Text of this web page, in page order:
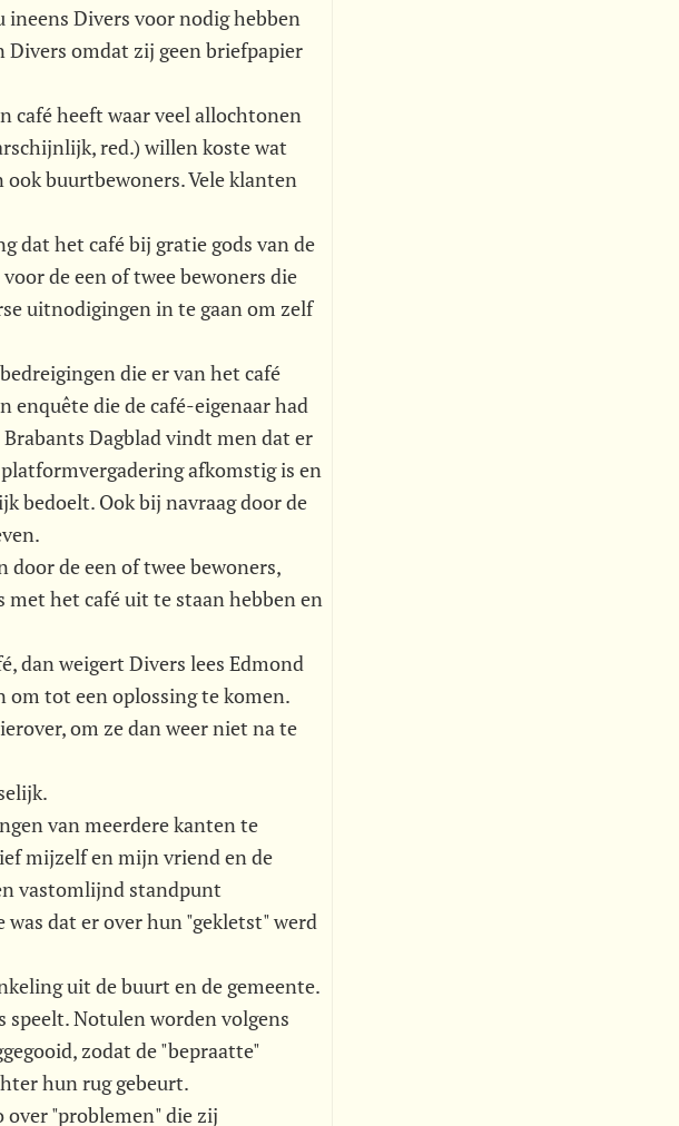
Divers voor nodig hebben
omdat zij geen briefpapier
café heeft waar veel allochtonen
red.) willen koste wat
buurtbewoners. Vele klanten
dat het café bij gratie gods van de
de een of twee bewoners die
uitnodigingen in te gaan om zelf
die er van het café
enquête die de café-eigenaar had
Dagblad vindt men dat er
afkomstig is en
bedoelt. Ook bij navraag door de
door de een of twee bewoners,
het café uit te staan hebben en
dan weigert Divers lees Edmond
om tot een oplossing te komen.
om ze dan weer niet na te
van meerdere kanten te
mijzelf en mijn vriend en de
vastomlijnd standpunt
dat er over hun "gekletst" werd
uit de buurt en de gemeente.
Notulen worden volgens
zodat de "bepraatte"
hun rug gebeurt.
over "problemen" die zij